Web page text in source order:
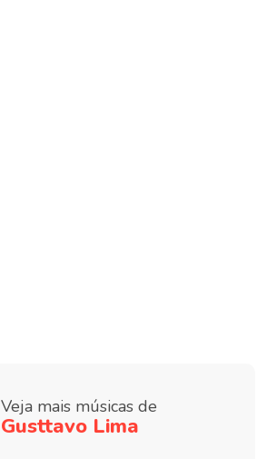
Veja mais músicas de
Gusttavo Lima